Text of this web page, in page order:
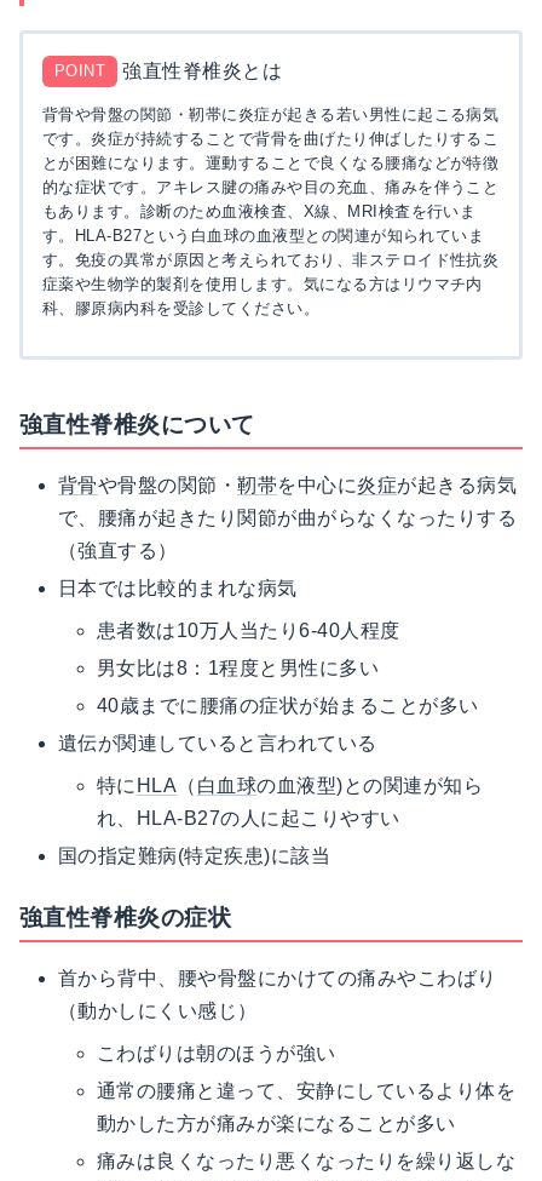
POINT 強直性脊椎炎とは
背骨や骨盤の関節・靭帯に炎症が起きる若い男性に起こる病気
です。炎症が持続することで背骨を曲げたり伸ばしたりするこ
とが困難になります。運動することで良くなる腰痛などが特徴
的な症状です。アキレス腱の痛みや目の充血、痛みを伴うこと
もあります。診断のため血液検査、X線、MRI検査を行いま
す。HLA-B27という白血球の血液型との関連が知られていま
す。免疫の異常が原因と考えられており、非ステロイド性抗炎
症薬や生物学的製剤を使用します。気になる方はリウマチ内
科、膠原病内科を受診してください。
強直性脊椎炎について
背骨や骨盤の関節・靭帯を中心に炎症が起きる病気
で、腰痛が起きたり関節が曲がらなくなったりする
（強直する）
日本では比較的まれな病気
患者数は10万人当たり6-40人程度
男女比は8：1程度と男性に多い
40歳までに腰痛の症状が始まることが多い
遺伝が関連していると言われている
特に HLA （ 白血球の血液型)との関連が知ら
れ、HLA-B27の人に起こりやすい
国の指定難病(特定疾患)に該当
強直性脊椎炎の症状
首から背中、腰や骨盤にかけての痛みやこわばり
（動かしにくい感じ）
こわばりは朝のほうが強い
通常の腰痛と違って、安静にしているより体を
動かした方が痛みが楽になることが多い
痛みは良くなったり悪くなったりを繰り返しな